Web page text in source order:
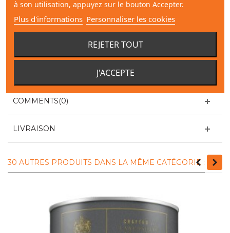
CARACTÉRISTIQUES TECHNIQUES
COMMENTS(0)
LIVRAISON
30 AUTRES PRODUITS DANS LA MÊME CATÉGORIE :
à son utilisation, appuyez sur le bouton Accepter.
Plus d'informations Personnaliser les cookies
REJETER TOUT
J'ACCEPTE